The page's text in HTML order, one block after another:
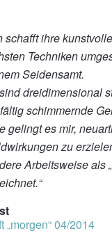
schafft ihre
Techniken
Seidensamt.
dreidimensional
schimmernde
gelingt es mir,
zu
Arbeitsweise als
„morgen“ 04/2014